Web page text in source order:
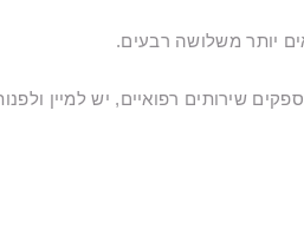
יותר משלושה רבעים.
שירותים רפואיים, יש למיין